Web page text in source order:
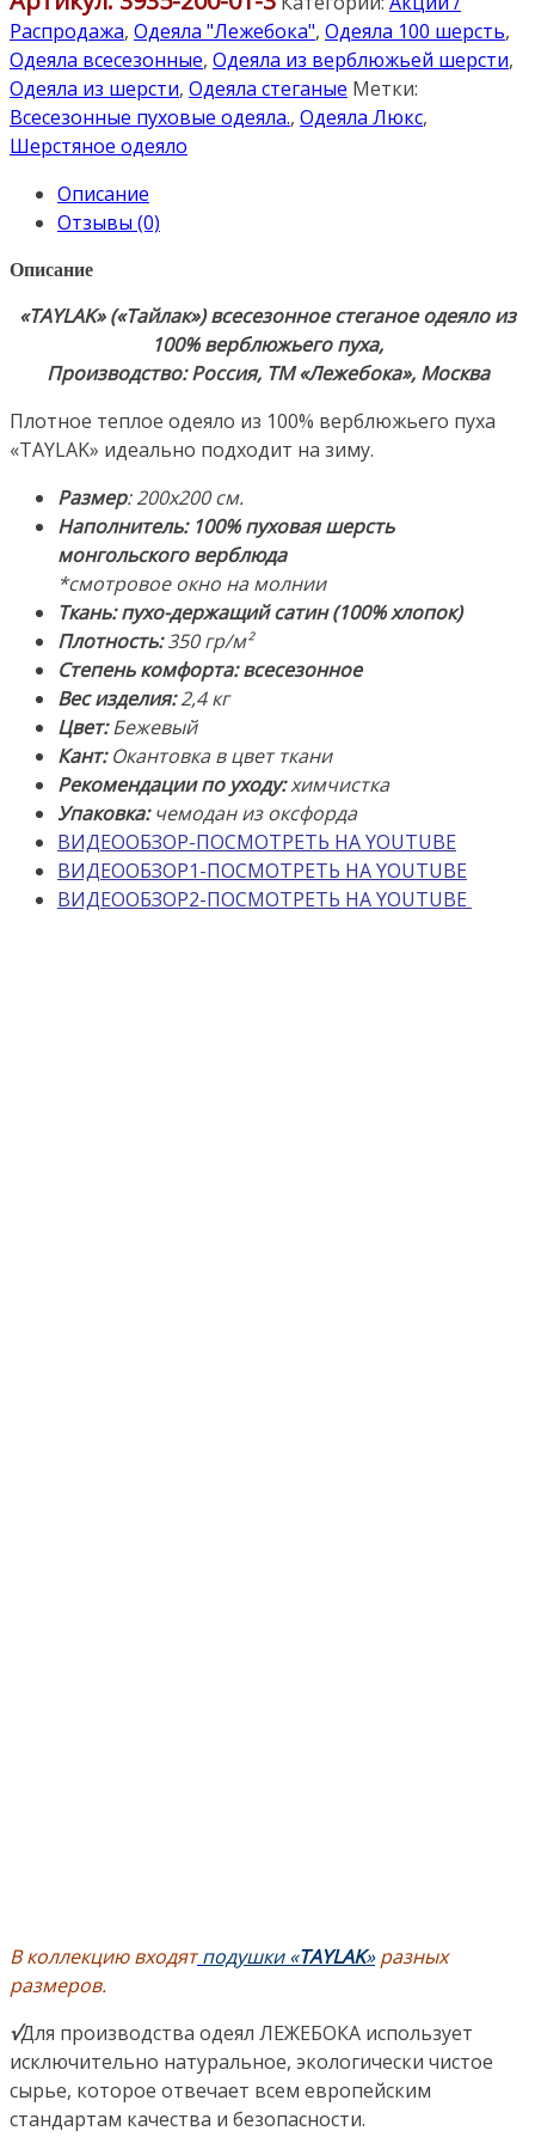
верблюжий
пух.
"TAYLAK"
("Тайлак")
200х200см.
стеганое
одеяло
из
верблюжьего
монгольского
(Смотровое
окно
молнии)
Ткань:
держащий
сатин
(100%
хлопок)
Производство
Россия,
«Лежебока»,
Москва
Распродажа, Одеяла "Лежебока", Одеяла 100 шерсть,
Одеяла всесезонные, Одеяла из верблюжьей шерсти,
Одеяла из шерсти, Одеяла стеганые Метки:
Всесезонные пуховые одеяла., Одеяла Люкс,
Шерстяное одеяло
Описание
Отзывы (0)
Описание
«TAYLAK» («Тайлак») всесезонное стеганое одеяло из
100% верблюжьего пуха,
Производство: Россия, ТМ «Лежебока», Москва
Плотное теплое одеяло из 100% верблюжьего пуха
«TAYLAK» идеально подходит на зиму.
Размер: 200х200 см.
Наполнитель: 100% пуховая шерсть
монгольского верблюда
*смотровое окно на молнии
Ткань: пухо-держащий сатин (100% хлопок)
Плотность:350 гр/м²
Степень комфорта: всесезонное
Вес изделия:2,4 кг
Цвет:Бежевый
Кант:Окантовка в цвет ткани
Рекомендации по уходу:химчистка
Упаковка:чемодан из оксфорда
ВИДЕООБЗОР-ПОСМОТРЕТЬ НА YOUTUBE
ВИДЕООБЗОР1-ПОСМОТРЕТЬ НА YOUTUBE
ВИДЕООБЗОР2-ПОСМОТРЕТЬ НА YOUTUBE
В коллекцию входят подушки «TAYLAK» разных
размеров.
√Для производства одеял ЛЕЖЕБОКА использует
исключительно натуральное, экологически чистое
сырье, которое отвечает всем европейским
стандартам качества и безопасности.